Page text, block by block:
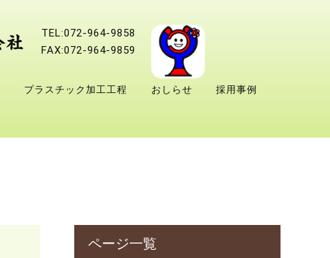
TEL:072-964-9858
FAX:072-964-9859
プラスチック加工工程 おしらせ
採用事例